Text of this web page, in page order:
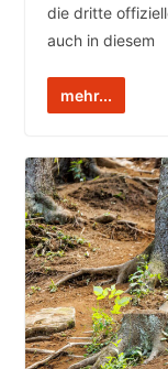
die dritte
auch in diesem
mehr...